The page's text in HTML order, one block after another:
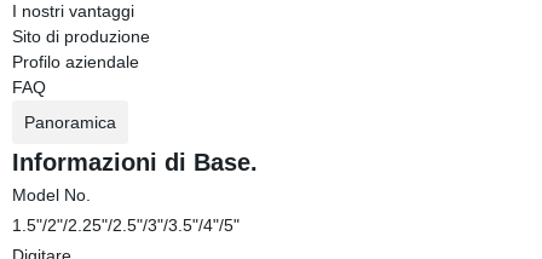
I nostri vantaggi
Sito di produzione
Profilo aziendale
FAQ
Panoramica
Informazioni di Base.
Model No.
1.5"/2"/2.25"/2.5"/3"/3.5"/4"/5"